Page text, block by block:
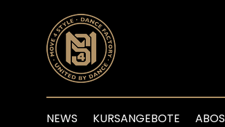
NEWS KURSANGEBOTE ABOS